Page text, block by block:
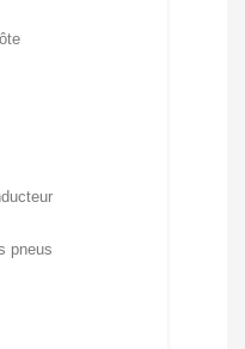
pneus